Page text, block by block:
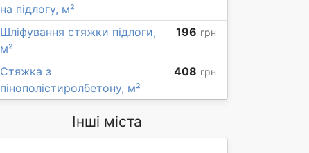
на підлогу, м²
Шліфування стяжки підлоги,
м²
196 грн
Стяжка з
пінополістиролбетону, м²
408 грн
Інші міста